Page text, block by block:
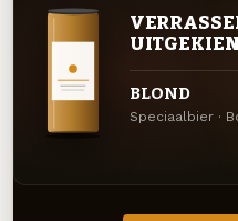
BLOND
Speciaalbier ·